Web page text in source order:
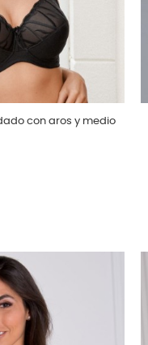
con aros y medio